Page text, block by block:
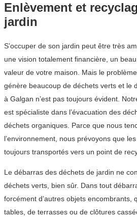
Enlèvement et
jardin
S’occuper de son jardin peut être très
une vision totalement financière, un
valeur de votre maison. Mais le
génère beaucoup de déchets verts et le
à Galgan n’est pas toujours évident.
est spécialiste dans l’évacuation des
déchets organiques. Parce que nous
l’environnement, nous prévoyons que
toujours transportés vers un point de
Le débarras des déchets de jardin ne
déchets verts, bien sûr. Dans tout
forcément d’autres objets encombrants,
tables, de terrasses ou de clôtures